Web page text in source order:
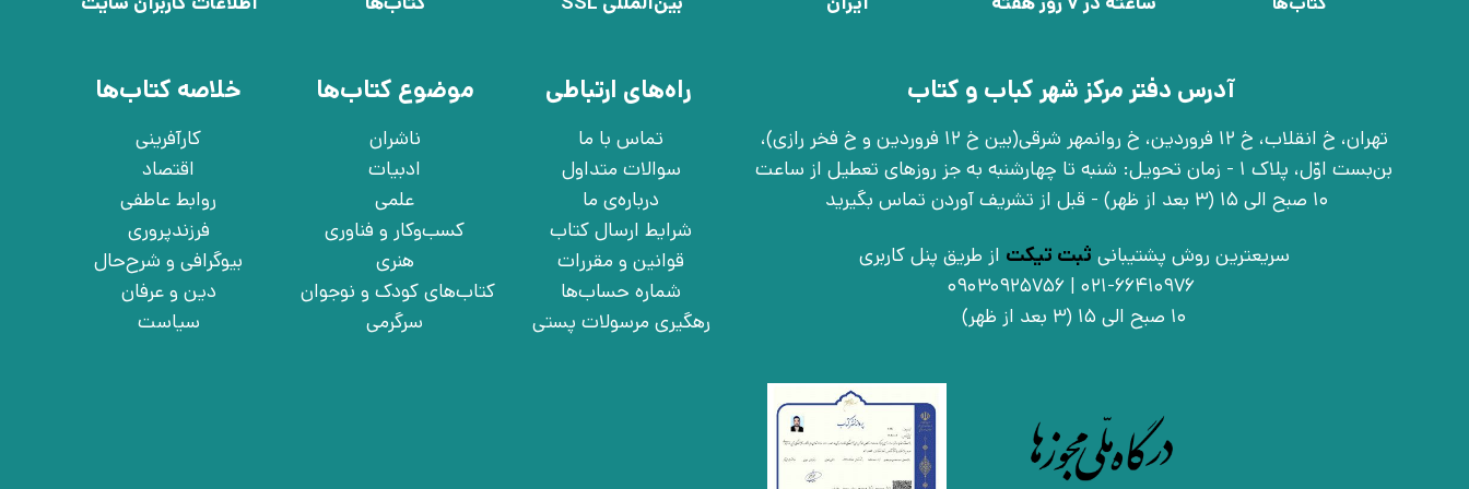
آدرس دفتر مرکز شهر کباب و کتاب
تهران، خ انقلاب، خ 12 فروردین، خ روانمهر شرقی(بین خ 12 فروردین و خ فخر رازی)،
بن‌بست اوّل، پلاک 1 - زمان تحویل: شنبه تا چهارشنبه به جز روزهای تعطیل از ساعت
10 صبح الی 15 (3 بعد از ظهر) - قبل از تشریف آوردن تماس بگیرید
سریعترین روش پشتیبانی ثبت تیکت از طریق پنل کاربری
10 صبح الی 15 (3 بعد از ظهر)
راه‌های ارتباطی
تماس با ما
سوالات متداول
درباره‌ی ما
شرایط ارسال کتاب
قوانین و مقررات
شماره حساب‌ها
رهگیری مرسولات پستی
موضوع کتاب‌ها
ناشران
ادبیات
علمی
کسب‌وکار و فناوری
هنری
کتاب‌های کودک و نوجوان
سرگرمی
خلاصه کتاب‌ها
کارآفرینی
اقتصاد
روابط عاطفی
فرزندپروری
بیوگرافی و شرح‌حال
دین و عرفان
سیاست